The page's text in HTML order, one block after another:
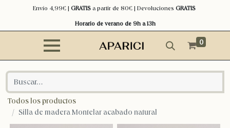
Envío 4,99€ | GRATISa partir de 80€ | Devoluciones GRATIS
Horario de verano de 9h a 13h
0
Todos los productos
Silla de madera Montelar acabado natural